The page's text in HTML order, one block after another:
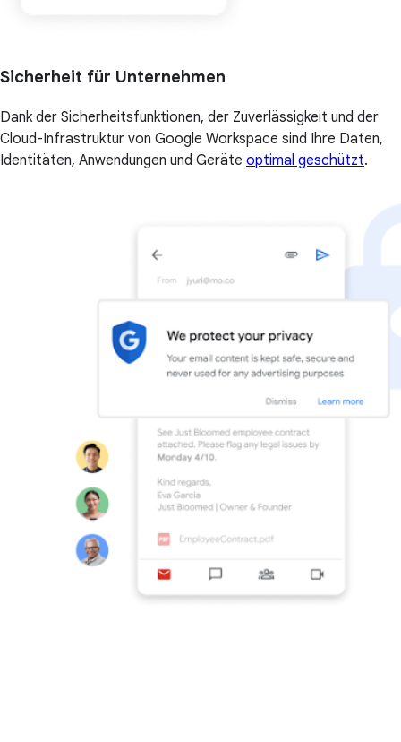
Sicherheit für Unternehmen
Dank der Sicherheitsfunktionen, der Zuverlässigkeit und der
Cloud-Infrastruktur von Google Workspace sind Ihre Daten,
Identitäten, Anwendungen und Geräte optimal geschützt.